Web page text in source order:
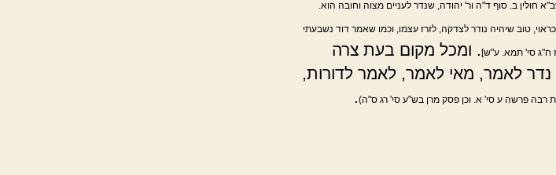
חולין ב. סוף ד"ה ור' יהודה, שנדר לעניים מצוה וחובה הוא.
טוב שיהיה נודר לצדקה, לזרז עצמו, וכמו שאמר דוד נשבעתי
ח"ג סי' תמא. ע"ש] . ומכל מקום בעת צרה
נדר לאמר, מאי לאמר, לאמר לדורות,
רבה פרשה ע סי' א. וכן פסק מרן בש"ע סי' רג ס"ה).